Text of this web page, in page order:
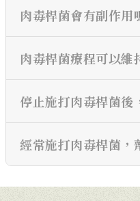
肉毒桿菌會有副作用
肉毒桿菌療程可以維
停止施打肉毒桿菌後
經常施打肉毒桿菌，